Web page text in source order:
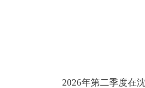
2026年第二季度在